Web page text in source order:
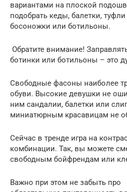
вариантами на плоской
подобрать кеды, балетки,
босоножки или ботильоны.
Обратите внимание!
ботинки или ботильоны – это
Свободные фасоны наиболее
обуви. Высокие девушки не
ним сандалии, балетки или
миниатюрным красавицам не
Сейчас в тренде игра на
комбинации. Так, вы можете
свободным бойфрендам или
Важно при этом не забыть про